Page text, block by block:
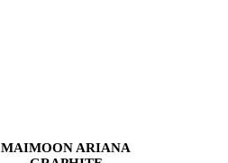
MAIMOON ARIANA